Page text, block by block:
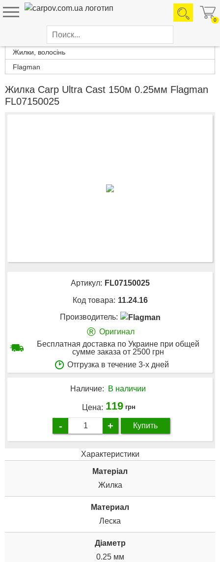
0
Каталог товаров
Жилки, волосінь
Flagman
Жилка Carp Ultra Cast 150м 0.25мм Flagman
FL07150025
Артикул: FL07150025
Код товара: 11.24.16
Производитель:
® Оригинал
Бесплатная доставка по Украине при общей
сумме заказа от 2500 грн
Отгрузка в течение 3-х дней
Наличие: В наличии
Цена: 119 грн
- + Купить
Характеристики
Матеріал
Жилка
Материал
Леска
Діаметр
0.25 мм